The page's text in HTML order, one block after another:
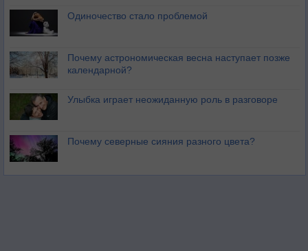
Одиночество стало проблемой
Почему астрономическая весна наступает позже
календарной?
Улыбка играет неожиданную роль в разговоре
Почему северные сияния разного цвета?